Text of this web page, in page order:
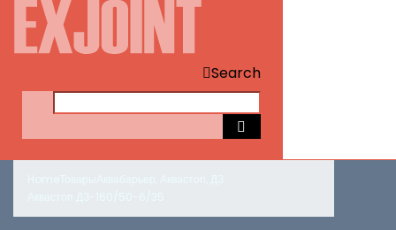
Search